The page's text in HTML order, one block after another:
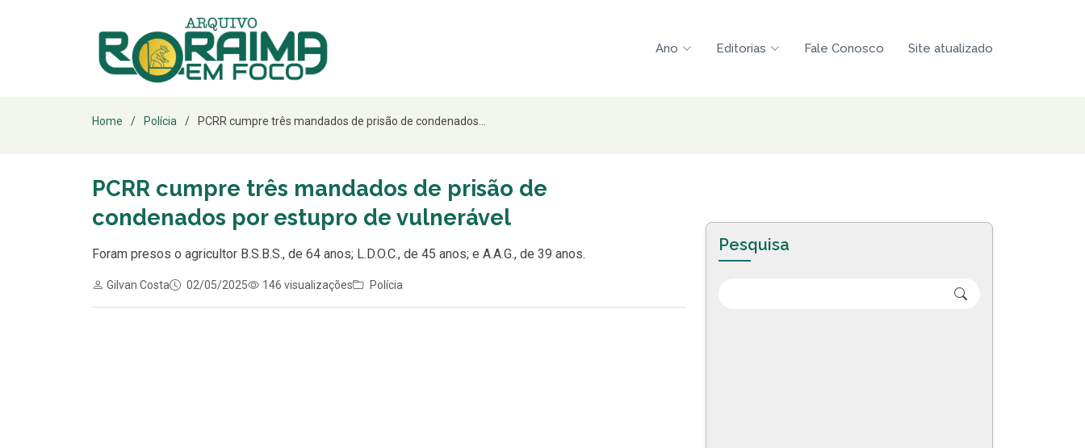
Ano Editorias Fale Conosco Site atualizado
Home Polícia PCRR cumpre três mandados de prisão de condenados...
PCRR cumpre três mandados de prisão de
condenados por estupro de vulnerável
Foram presos o agricultor B.S.B.S., de 64 anos; L.D.O.C., de 45 anos; e A.A.G., de 39 anos.
Gilvan Costa 02/05/2025 146 visualizações Polícia
Pesquisa